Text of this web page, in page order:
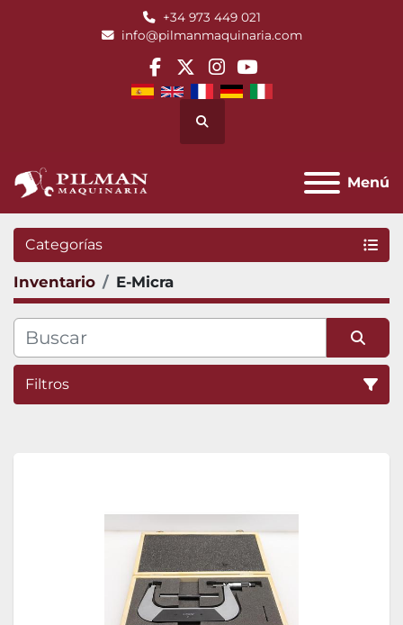
+34 973 449 021
info@pilmanmaquinaria.com
facebook
twitterinstagram
youtube
Buscar
Menú
Categorías
Inventario E-Micra
Filtros